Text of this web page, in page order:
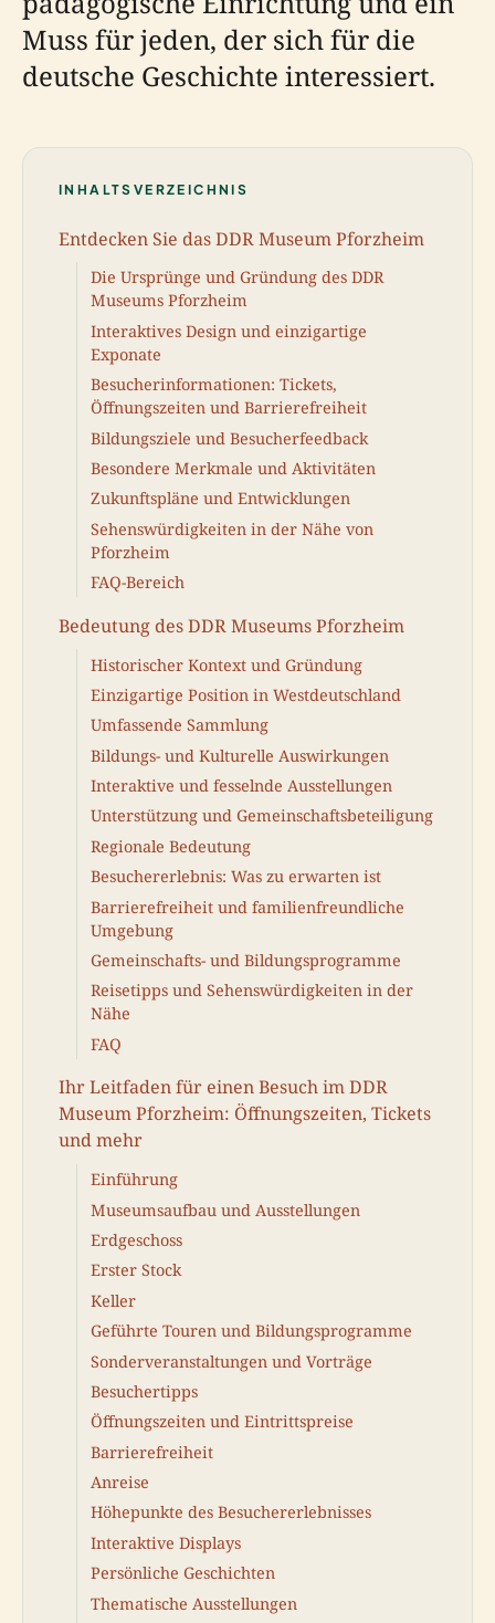
Muss für jeden, der sich für die
deutsche Geschichte interessiert.
INHALTSVERZEICHNIS
Entdecken Sie das DDR Museum Pforzheim
Die Ursprünge und Gründung des DDR
Museums Pforzheim
Interaktives Design und einzigartige
Exponate
Besucherinformationen: Tickets,
Öffnungszeiten und Barrierefreiheit
Bildungsziele und Besucherfeedback
Besondere Merkmale und Aktivitäten
Zukunftspläne und Entwicklungen
Sehenswürdigkeiten in der Nähe von
Pforzheim
FAQ-Bereich
Bedeutung des DDR Museums Pforzheim
Historischer Kontext und Gründung
Einzigartige Position in Westdeutschland
Umfassende Sammlung
Bildungs- und Kulturelle Auswirkungen
Interaktive und fesselnde Ausstellungen
Unterstützung und Gemeinschaftsbeteiligung
Regionale Bedeutung
Besuchererlebnis: Was zu erwarten ist
Barrierefreiheit und familienfreundliche
Umgebung
Gemeinschafts- und Bildungsprogramme
Reisetipps und Sehenswürdigkeiten in der
Nähe
FAQ
Ihr Leitfaden für einen Besuch im DDR
Museum Pforzheim: Öffnungszeiten, Tickets
und mehr
Einführung
Museumsaufbau und Ausstellungen
Erdgeschoss
Erster Stock
Keller
Geführte Touren und Bildungsprogramme
Sonderveranstaltungen und Vorträge
Besuchertipps
Öffnungszeiten und Eintrittspreise
Barrierefreiheit
Anreise
Höhepunkte des Besuchererlebnisses
Interaktive Displays
Persönliche Geschichten
Thematische Ausstellungen